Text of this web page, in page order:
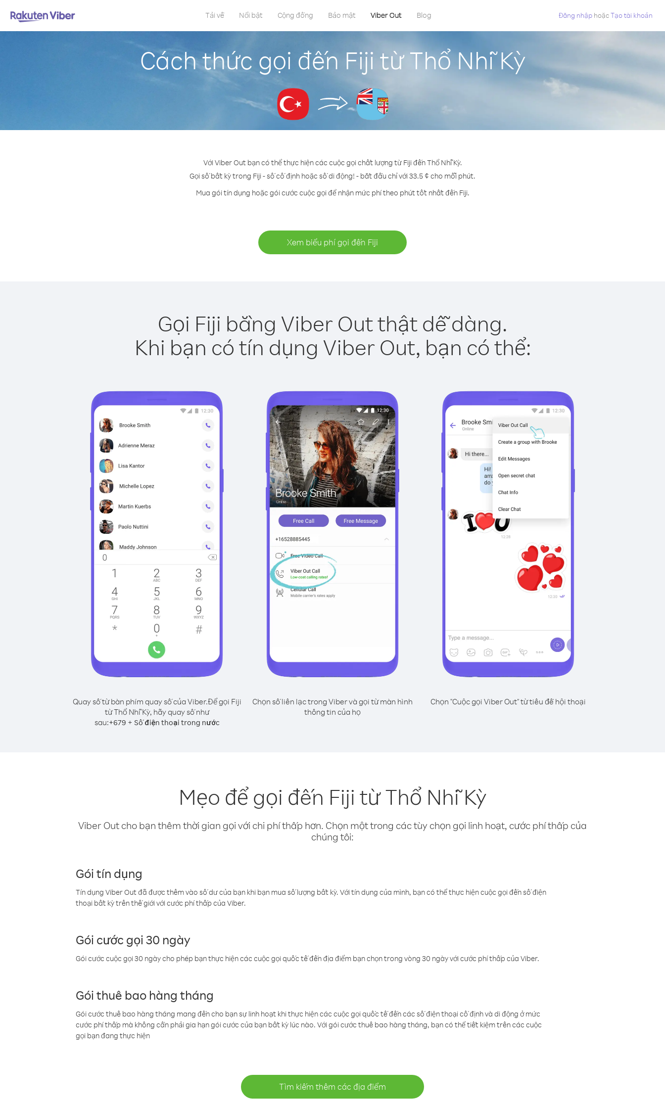
Tải về Nổi bật Cộng đồng Bảo mật Viber Out Blog Đăng nhập hoặcTạo tài khoản
Cách thức gọi đến Fiji từ Thổ Nhĩ Kỳ
Với Viber Out bạn có thể thực hiện các cuộc gọi chất lượng từ Fiji đến Thổ Nhĩ Kỳ.
Gọi số bất kỳ trong Fiji - số cố định hoặc số di động! - bắt đầu chỉ với 33.5 ¢ cho mỗi phút.
Mua gói tín dụng hoặc gói cước cuộc gọi để nhận mức phí theo phút tốt nhất đến Fiji.
Xem biểu phí gọi đến Fiji
Gọi Fiji bằng Viber Out thật dễ dàng.
Khi bạn có tín dụng Viber Out, bạn có thể:
Quay số từ bàn phím quay số của Viber.Để gọi Fiji
từ Thổ Nhĩ Kỳ, hãy quay số như
sau:+679 + Số điện thoại trong nước
Chọn số liên lạc trong Viber và gọi từ màn hình
thông tin của họ
Chọn "Cuộc gọi Viber Out" từ tiêu đề hội thoại
Mẹo để gọi đến Fiji từ Thổ Nhĩ Kỳ
Viber Out cho bạn thêm thời gian gọi với chi phí thấp hơn. Chọn một trong các tùy chọn gọi linh hoạt, cước phí thấp của
chúng tôi:
Gói tín dụng
Tín dụng Viber Out đã được thêm vào số dư của bạn khi bạn mua số lượng bất kỳ. Với tín dụng của mình, bạn có thể thực hiện cuộc gọi đến số điện
thoại bất kỳ trên thế giới với cước phí thấp của Viber.
Gói cước gọi 30 ngày
Gói cước cuộc gọi 30 ngày cho phép bạn thực hiện các cuộc gọi quốc tế đến địa điểm bạn chọn trong vòng 30 ngày với cước phí thấp của Viber.
Gói thuê bao hàng tháng
Gói cước thuê bao hàng tháng mang đến cho bạn sự linh hoạt khi thực hiện các cuộc gọi quốc tế đến các số điện thoại cố định và di động ở mức
cước phí thấp mà không cần phải gia hạn gói cước của bạn bất kỳ lúc nào. Với gói cước thuê bao hàng tháng, bạn có thể tiết kiệm trên các cuộc
gọi bạn đang thực hiện
Tìm kiếm thêm các địa điểm